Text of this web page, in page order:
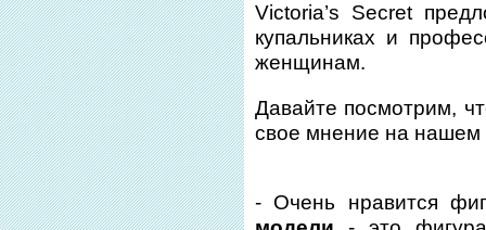
Victoria’s Secret
купальниках и
женщинам.
Давайте посмотрим,
свое мнение на
- Очень нравится